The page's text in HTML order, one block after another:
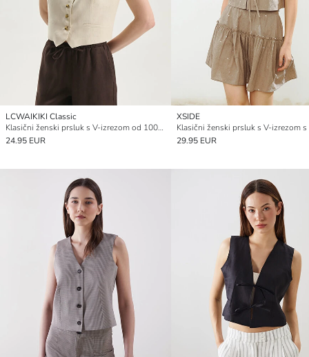
LCWAIKIKI Classic
Klasični ženski prsluk s V-izrezom od 100% lana, kratki
24.95 EUR
XSIDE
Klasični ženski prsluk s V-izrezom s
29.95 EUR